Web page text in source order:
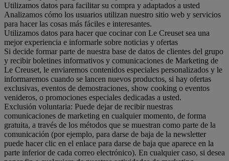
Utilizamos datos para facilitar su compra y adaptados a usted
Analizamos cómo los usuarios utilizan nuestro sitio web y servicios
para hacer las cosas más fáciles e interesantes.
Utilizamos datos para hacer que cocinar con Le Creuset sea una
mejor experiencia e informarle sobre noticias y ofertas
Si decide formar parte de nuestra base de datos de clientes del grupo
y recibir boletines informativos y comunicaciones de Marketing de
Le Creuset, le enviaremos contenidos especiales personalizados y le
informaremos cuando se lancen nuevos productos, si hay ofertas
exclusivas, eventos de demostraciones, show cooking o eventos
venideros, o promociones especiales dedicadas a usted.
Exclusión voluntaria: Puede dejar de recibir nuestras
comunicaciones de marketing en cualquier momento, de forma
gratuita, a través de los métodos que se muestran como parte de la
comunicación (por ejemplo, para darse de baja de la newsletter
puede hacer clic en el enlace para darse de baja que aparece en la
parte inferior de cada correo electrónico). En cualquier caso, si desea